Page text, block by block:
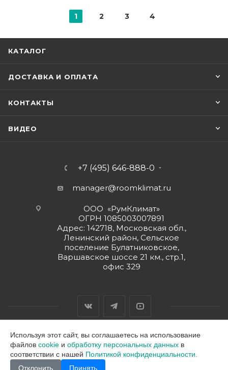
1 2 3 4
КАТАЛОГ
ДОСТАВКА И ОПЛАТА
КОНТАКТЫ
ВИДЕО
+7 (495) 646-888-0
manager@roomklimat.ru
ООО «РумКлимат»
ОГРН 1085003007891
Адрес: 142718, Московская обл.,
Ленинский район, Сельское
поселение Булатниковское,
Варшавское шоссе 21 км., стр.1,
офис 329
2026 © ООО "РумКлимат"
Используя этот сайт, вы соглашаетесь на использование
файлов cookie и обработку персональных данных в
соответствии с нашей Политикой конфиденциальности.
Отклонить
Принять